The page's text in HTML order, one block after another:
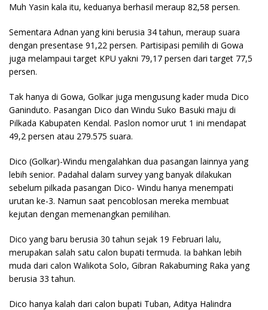
Muh Yasin kala itu, keduanya berhasil meraup 82,58 persen.
Sementara Adnan yang kini berusia 34 tahun, meraup suara
dengan presentase 91,22 persen. Partisipasi pemilih di Gowa
juga melampaui target KPU yakni 79,17 persen dari target 77,5
persen.
Tak hanya di Gowa, Golkar juga mengusung kader muda Dico
Ganinduto. Pasangan Dico dan Windu Suko Basuki maju di
Pilkada Kabupaten Kendal. Paslon nomor urut 1 ini mendapat
49,2 persen atau 279.575 suara.
Dico (Golkar)-Windu mengalahkan dua pasangan lainnya yang
lebih senior. Padahal dalam survey yang banyak dilakukan
sebelum pilkada pasangan Dico- Windu hanya menempati
urutan ke-3. Namun saat pencoblosan mereka membuat
kejutan dengan memenangkan pemilihan.
Dico yang baru berusia 30 tahun sejak 19 Februari lalu,
merupakan salah satu calon bupati termuda. Ia bahkan lebih
muda dari calon Walikota Solo, Gibran Rakabuming Raka yang
berusia 33 tahun.
Dico hanya kalah dari calon bupati Tuban, Aditya Halindra